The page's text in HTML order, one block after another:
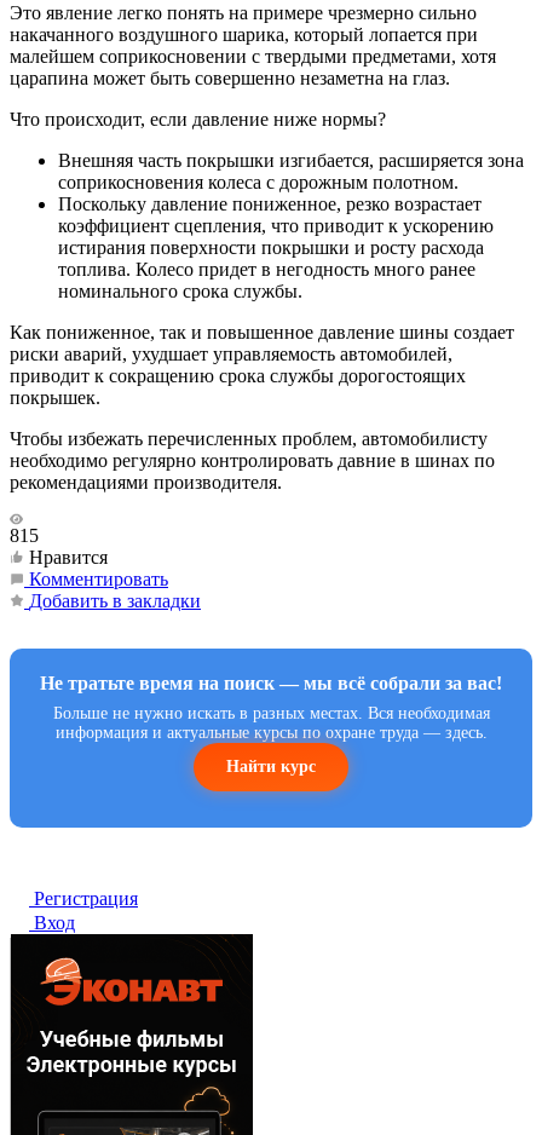
Это явление легко понять на примере чрезмерно сильно
накачанного воздушного шарика, который лопается при
малейшем соприкосновении с твердыми предметами, хотя
царапина может быть совершенно незаметна на глаз.
Что происходит, если давление ниже нормы?
Внешняя часть покрышки изгибается, расширяется зона
соприкосновения колеса с дорожным полотном.
Поскольку давление пониженное, резко возрастает
коэффициент сцепления, что приводит к ускорению
истирания поверхности покрышки и росту расхода
топлива. Колесо придет в негодность много ранее
номинального срока службы.
Как пониженное, так и повышенное давление шины создает
риски аварий, ухудшает управляемость автомобилей,
приводит к сокращению срока службы дорогостоящих
покрышек.
Чтобы избежать перечисленных проблем, автомобилисту
необходимо регулярно контролировать давние в шинах по
рекомендациями производителя.
815
Нравится
Комментировать
Добавить в закладки
Не тратьте время на поиск — мы всё собрали за вас!
Больше не нужно искать в разных местах. Вся необходимая
информация и актуальные курсы по охране труда — здесь.
Найти курс
Регистрация
Вход